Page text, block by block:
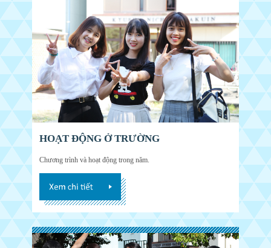
HOẠT ĐỘNG Ở TRƯỜNG
Chương trình và hoạt động trong năm.